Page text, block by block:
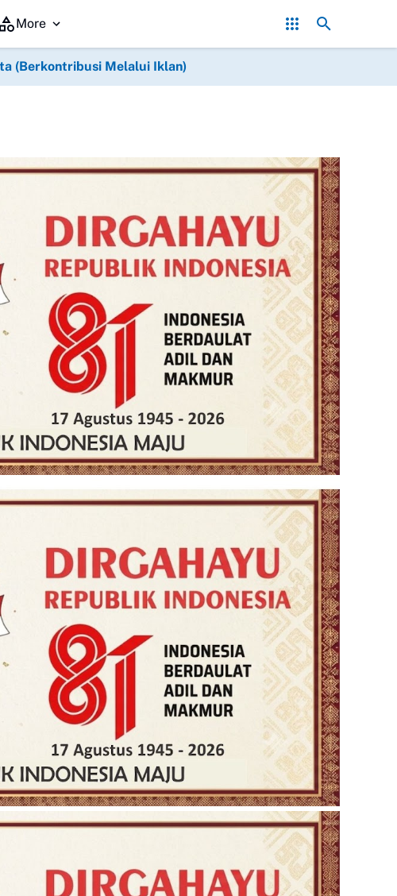
Penambang Bergerak! Pembelian Timah Terhenti, Ekonomi Masyarakat
More
(Berkontribusi Melalui Iklan)